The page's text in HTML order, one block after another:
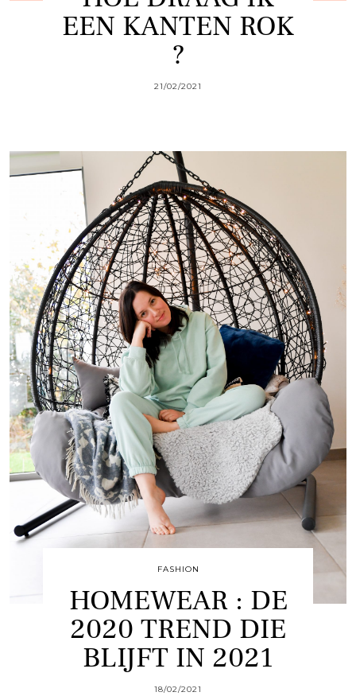
EEN KANTEN ROK
?
21/02/2021
FASHION
HOMEWEAR : DE
2020 TREND DIE
BLIJFT IN 2021
18/02/2021